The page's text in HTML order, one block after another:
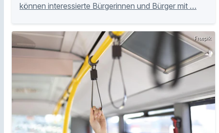
können interessierte Bürgerinnen und Bürger mit …
Freepik